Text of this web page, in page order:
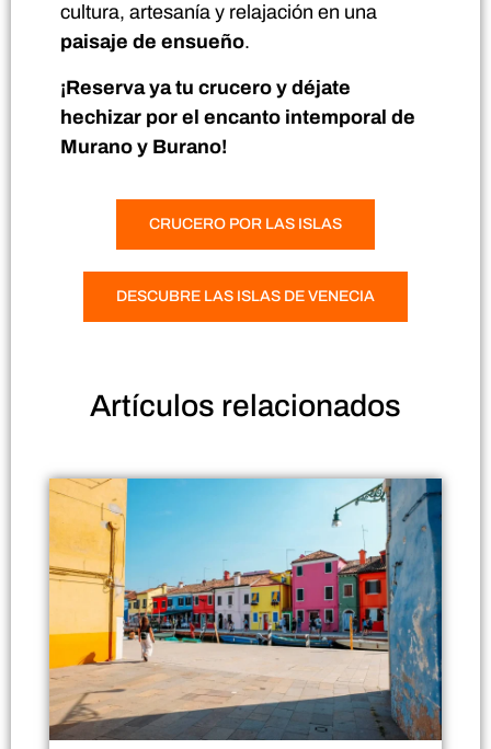
cultura, artesanía y relajación en una
paisaje de ensueño.
¡Reserva ya tu crucero y déjate
hechizar por el encanto intemporal de
Murano y Burano!
CRUCERO POR LAS ISLAS
DESCUBRE LAS ISLAS DE VENECIA
Artículos relacionados